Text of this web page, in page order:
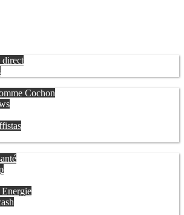
direct
Cochon